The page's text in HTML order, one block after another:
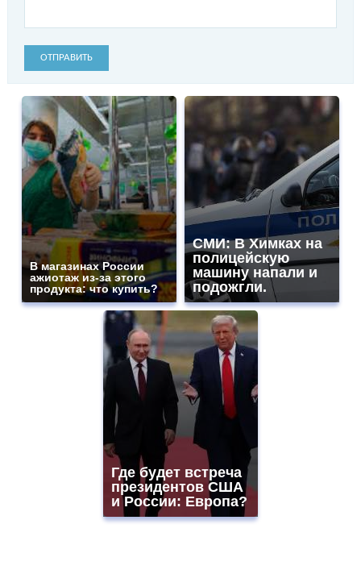
ОТПРАВИТЬ
В магазинах России
ажиотаж из-за этого
продукта: что купить?
СМИ: В Химках на
полицейскую
машину напали и
подожгли.
Где будет встреча
президентов США
и России: Европа?